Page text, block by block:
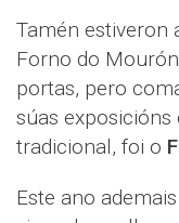
Tamén estiveron
Forno do
portas, pero
súas exposicións
tradicional, foi o
Este ano